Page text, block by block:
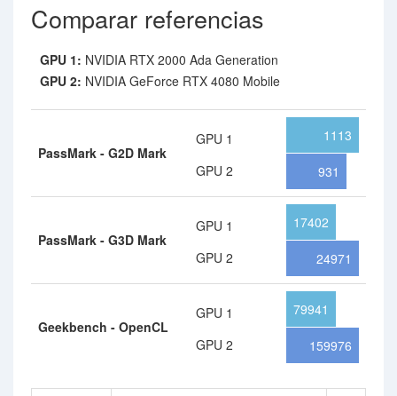
Comparar referencias
GPU 1: NVIDIA RTX 2000 Ada Generation
GPU 2: NVIDIA GeForce RTX 4080 Mobile
PassMark - G2D Mark
GPU 1
GPU 2
1113
931
PassMark - G3D Mark
GPU 1
GPU 2
17402
24971
Geekbench - OpenCL
GPU 1
GPU 2
79941
159976